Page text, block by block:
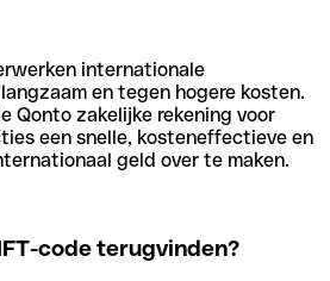
internationale
en tegen hogere kosten.
Qonto zakelijke rekening voor
een snelle, kosteneffectieve en
geld over te maken.
code terugvinden?